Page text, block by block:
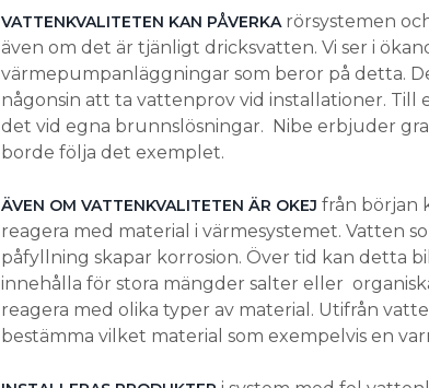
VATTENKVALITETEN KAN PÅVERKA rörsystemen
även om det är tjänligt dricksvatten. Vi ser i
värmepumpanläggningar som beror på detta.
någonsin att ta vattenprov vid installationer. Till
det vid egna brunnslösningar. Nibe erbjuder
borde följa det exemplet.
ÄVEN OM VATTENKVALITETEN ÄR OKEJ från början
reagera med material i värmesystemet. Vatten
påfyllning skapar korrosion. Över tid kan detta
innehålla för stora mängder salter eller
reagera med olika typer av material. Utifrån
bestämma vilket material som exempelvis en